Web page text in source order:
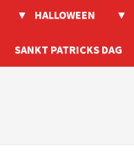
HALLOWEEN
SANKT PATRICKS DAG